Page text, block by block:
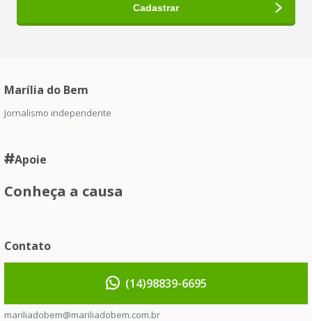
Marília do Bem
Jornalismo independente
Apoie
Conheça a causa
Contato
(14)98839-6695
mariliadobem@mariliadobem.com.br